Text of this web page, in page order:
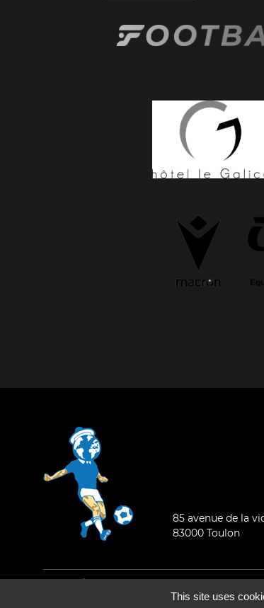
85 avenue de la
83000 Toulon
Mentions légales-Qui sommes-nous ?
©2026 - Tous droits réservés - Conception :epartenair e
This site uses